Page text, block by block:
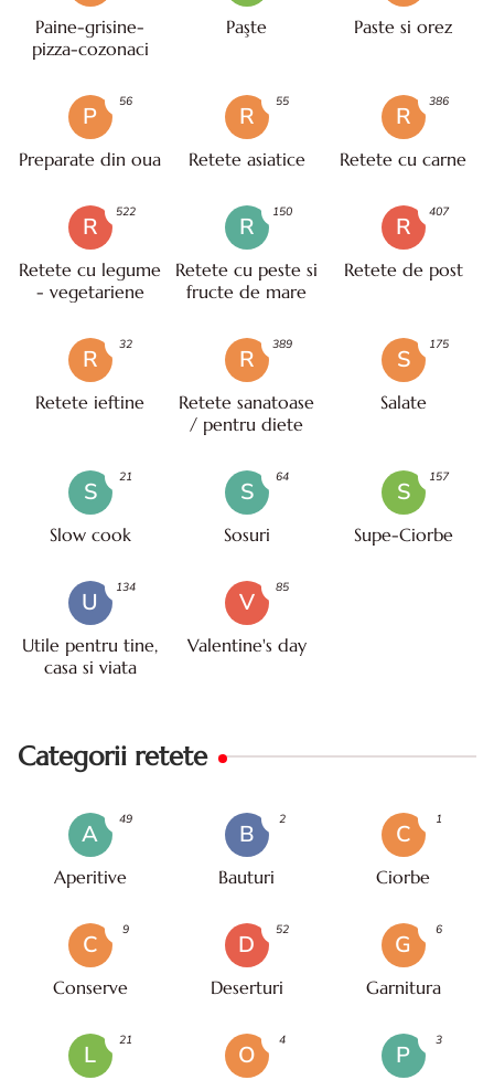
Paine-grisine-
pizza-cozonaci
Paşte Paste si orez
P
Preparate din oua
56
R
Retete asiatice
55
R
Retete cu carne
386
R
Retete cu legume
- vegetariene
522
R
Retete cu peste si
fructe de mare
150
R
Retete de post
407
R
Retete ieftine
32
R
Retete sanatoase
/ pentru diete
389
S
Salate
175
S
Slow cook
21
S
Sosuri
64
S
Supe-Ciorbe
157
U
Utile pentru tine,
casa si viata
134
V
Valentine's day
85
Categorii retete
A
Aperitive
49
B
Bauturi
2
C
Ciorbe
1
C
Conserve
9
D
Deserturi
52
G
Garnitura
6
L
21
O
4
P
3